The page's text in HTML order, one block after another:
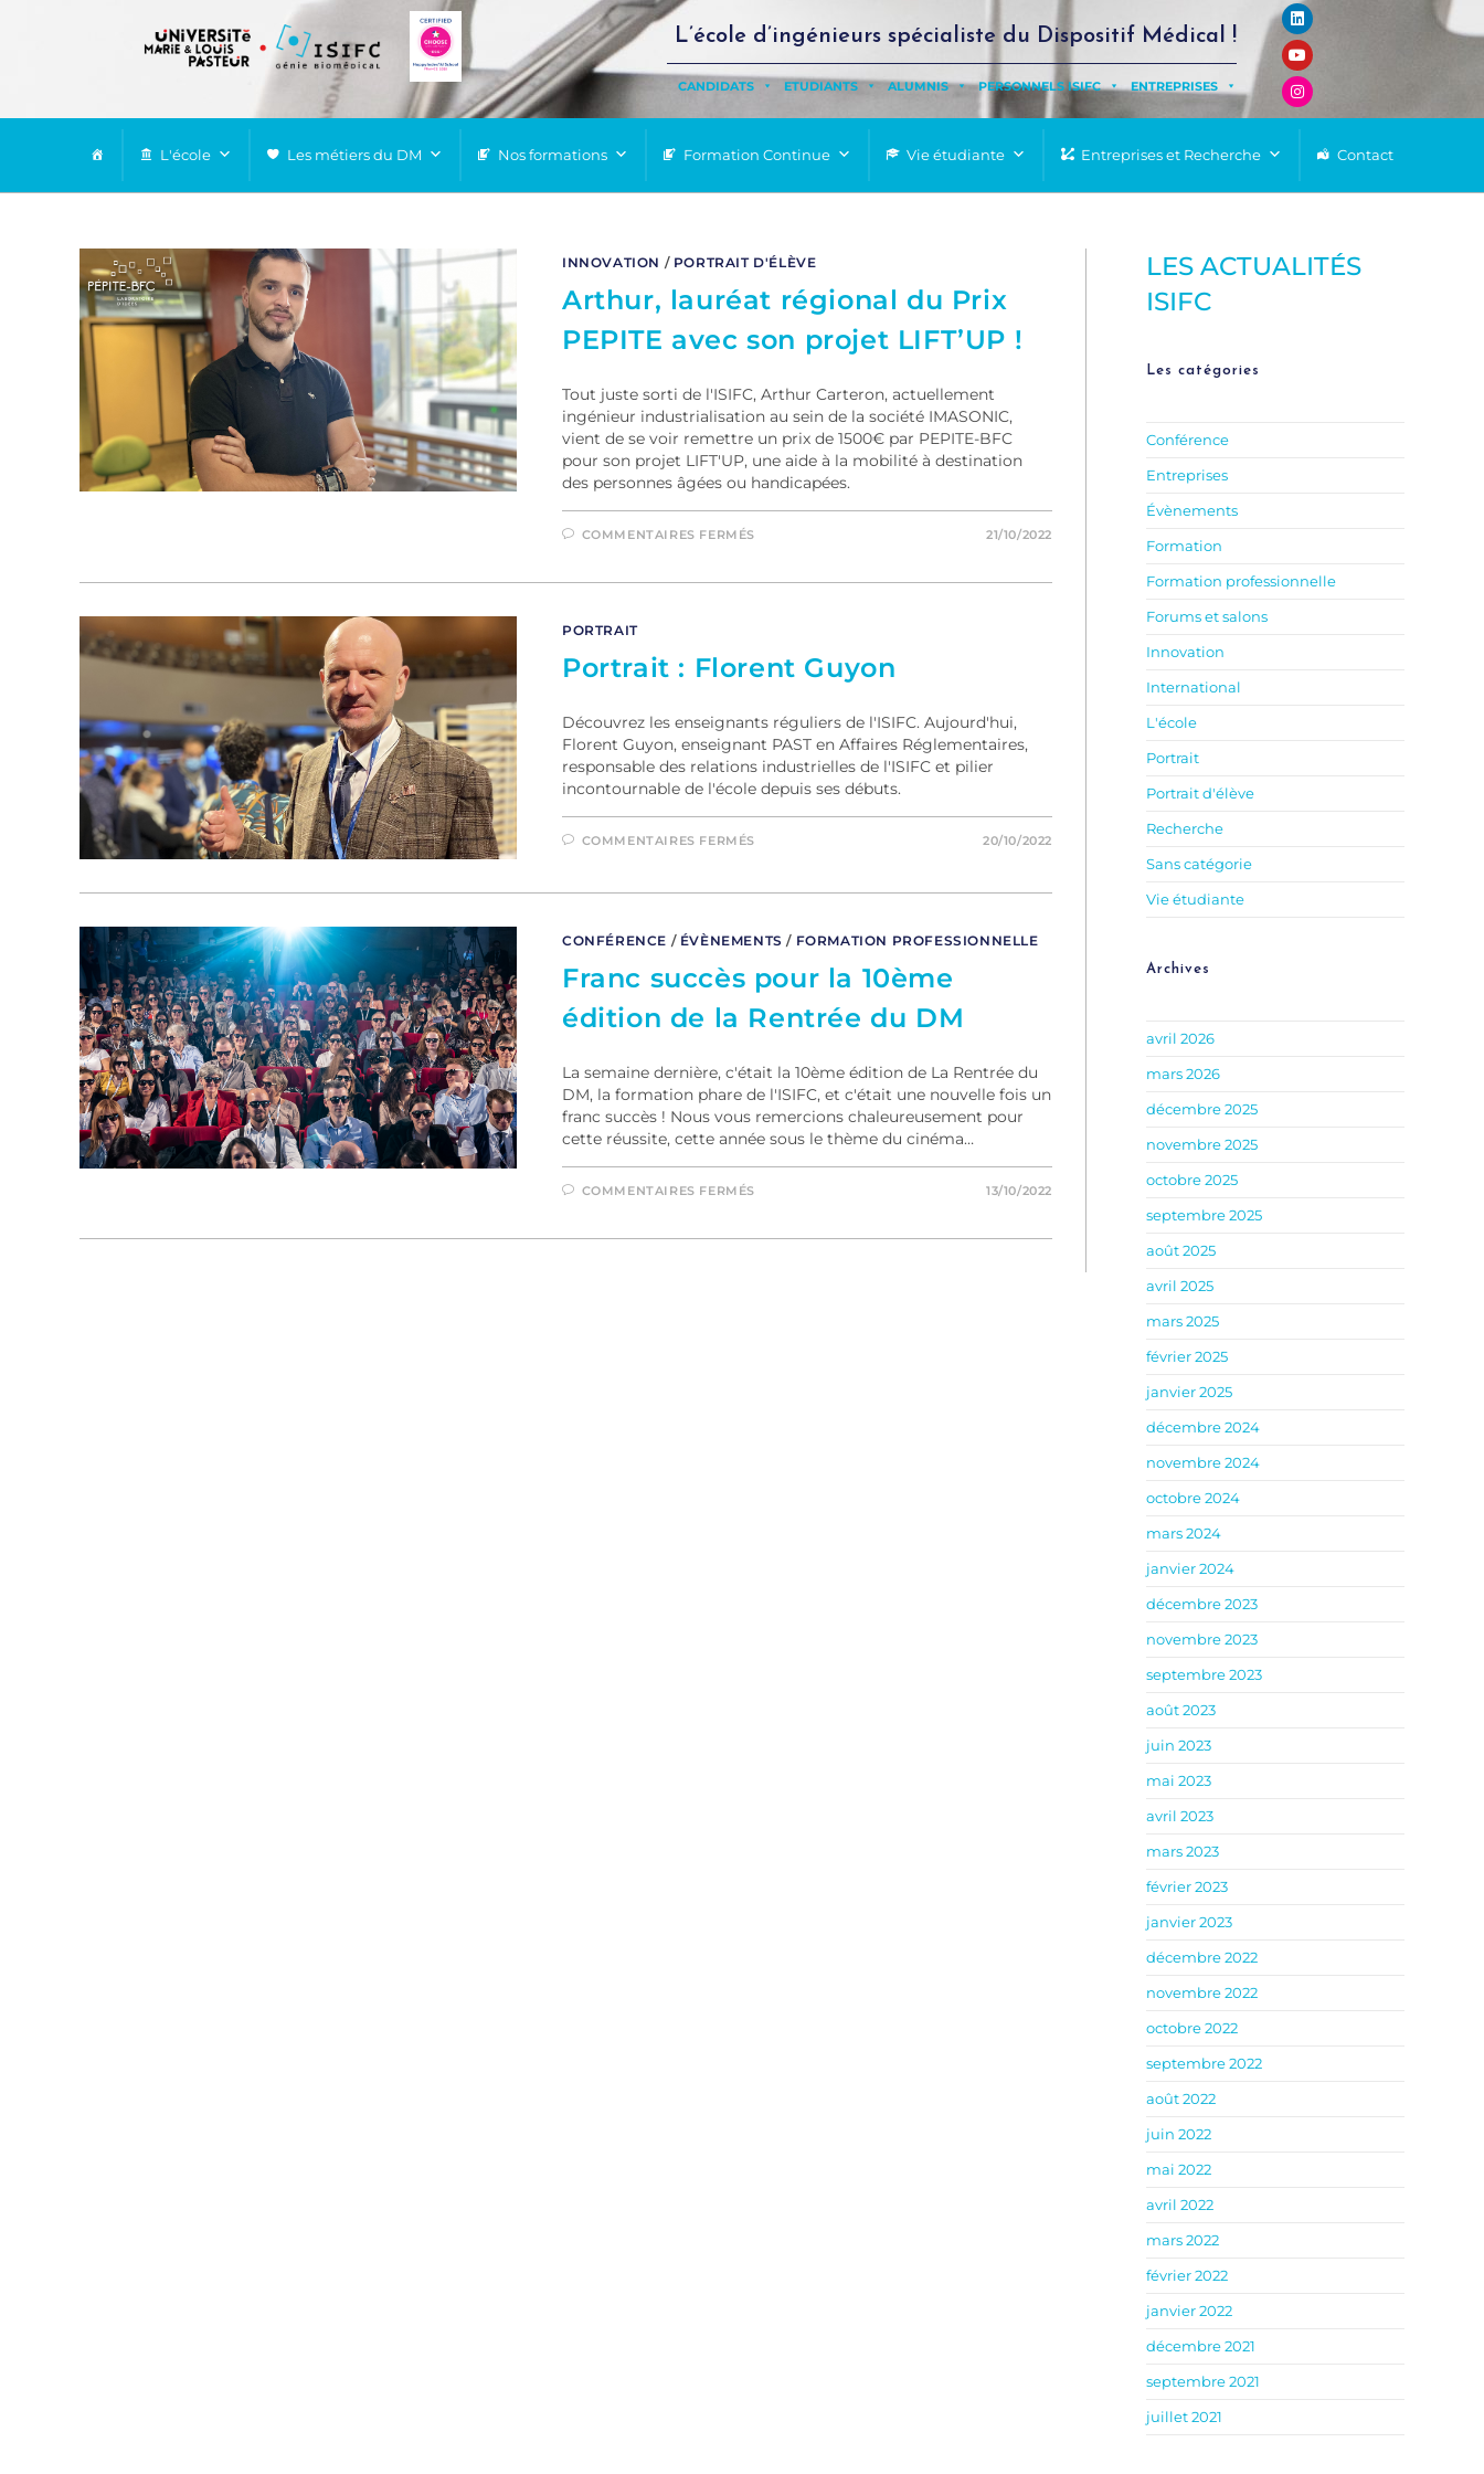
L’école d’ingénieurs spécialiste du Dispositif Médical !
CANDIDATS ETUDIANTS ALUMNIS PERSONNELS ISIFC ENTREPRISES
L'école Les métiers du DM Nos formations Formation Continue Vie étudiante Entreprises et Recherche Contact
INNOVATION / PORTRAIT D'ÉLÈVE
Arthur, lauréat régional du Prix
PEPITE avec son projet LIFT’UP !
Tout juste sorti de l'ISIFC, Arthur Carteron, actuellement
ingénieur industrialisation au sein de la société IMASONIC,
vient de se voir remettre un prix de 1500€ par PEPITE-BFC
pour son projet LIFT'UP, une aide à la mobilité à destination
des personnes âgées ou handicapées.
COMMENTAIRES FERMÉS 21/10/2022
PORTRAIT
Portrait : Florent Guyon
Découvrez les enseignants réguliers de l'ISIFC. Aujourd'hui,
Florent Guyon, enseignant PAST en Affaires Réglementaires,
responsable des relations industrielles de l'ISIFC et pilier
incontournable de l'école depuis ses débuts.
COMMENTAIRES FERMÉS 20/10/2022
CONFÉRENCE / ÉVÈNEMENTS / FORMATION PROFESSIONNELLE
Franc succès pour la 10ème
édition de la Rentrée du DM
La semaine dernière, c'était la 10ème édition de La Rentrée du
DM, la formation phare de l'ISIFC, et c'était une nouvelle fois un
franc succès ! Nous vous remercions chaleureusement pour
cette réussite, cette année sous le thème du cinéma…
COMMENTAIRES FERMÉS 13/10/2022
LES ACTUALITÉS
ISIFC
Les catégories
Conférence
Entreprises
Évènements
Formation
Formation professionnelle
Forums et salons
Innovation
International
L'école
Portrait
Portrait d'élève
Recherche
Sans catégorie
Vie étudiante
Archives
avril 2026
mars 2026
décembre 2025
novembre 2025
octobre 2025
septembre 2025
août 2025
avril 2025
mars 2025
février 2025
janvier 2025
décembre 2024
novembre 2024
octobre 2024
mars 2024
janvier 2024
décembre 2023
novembre 2023
septembre 2023
août 2023
juin 2023
mai 2023
avril 2023
mars 2023
février 2023
janvier 2023
décembre 2022
novembre 2022
octobre 2022
septembre 2022
août 2022
juin 2022
mai 2022
avril 2022
mars 2022
février 2022
janvier 2022
décembre 2021
septembre 2021
juillet 2021